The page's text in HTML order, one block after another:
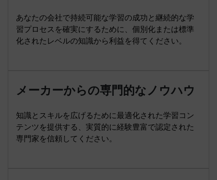
あなたの会社で持続可能な学習の成功と継続的な学
習プロセスを確実にするために、個別化または標準
化されたレベルの知識から利益を得てください。
メーカーからの専門的なノウハウ
知識とスキルを広げるために最適化された学習コン
テンツを提供する、実質的に経験豊富で認定された
専門家を信頼してください。